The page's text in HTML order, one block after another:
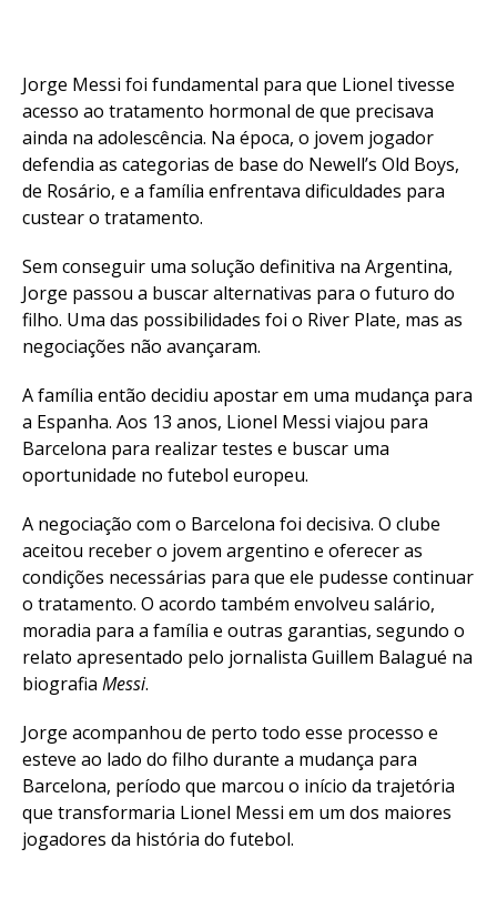
Jorge Messi foi fundamental para que Lionel tivesse
acesso ao tratamento hormonal de que precisava
ainda na adolescência. Na época, o jovem jogador
defendia as categorias de base do Newell’s Old Boys,
de Rosário, e a família enfrentava dificuldades para
custear o tratamento.
Sem conseguir uma solução definitiva na Argentina,
Jorge passou a buscar alternativas para o futuro do
filho. Uma das possibilidades foi o River Plate, mas as
negociações não avançaram.
A família então decidiu apostar em uma mudança para
a Espanha. Aos 13 anos, Lionel Messi viajou para
Barcelona para realizar testes e buscar uma
oportunidade no futebol europeu.
A negociação com o Barcelona foi decisiva. O clube
aceitou receber o jovem argentino e oferecer as
condições necessárias para que ele pudesse continuar
o tratamento. O acordo também envolveu salário,
moradia para a família e outras garantias, segundo o
relato apresentado pelo jornalista Guillem Balagué na
biografia Messi.
Jorge acompanhou de perto todo esse processo e
esteve ao lado do filho durante a mudança para
Barcelona, período que marcou o início da trajetória
que transformaria Lionel Messi em um dos maiores
jogadores da história do futebol.